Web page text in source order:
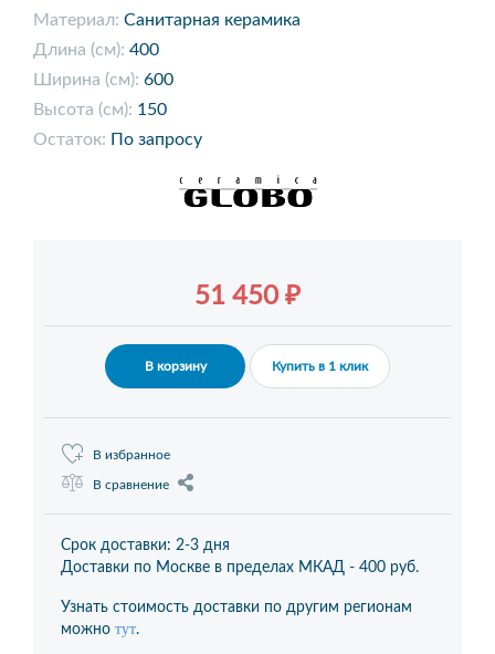
Материал: Санитарная керамика
Длина (см): 400
Ширина (см): 600
Высота (см): 150
Остаток: По запросу
51 450 ₽
В корзину Купить в 1 клик
В избранное
В сравнение
Срок доставки: 2-3 дня
Доставки по Москве в пределах МКАД - 400 руб.
Узнать стоимость доставки по другим регионам
можно тут.